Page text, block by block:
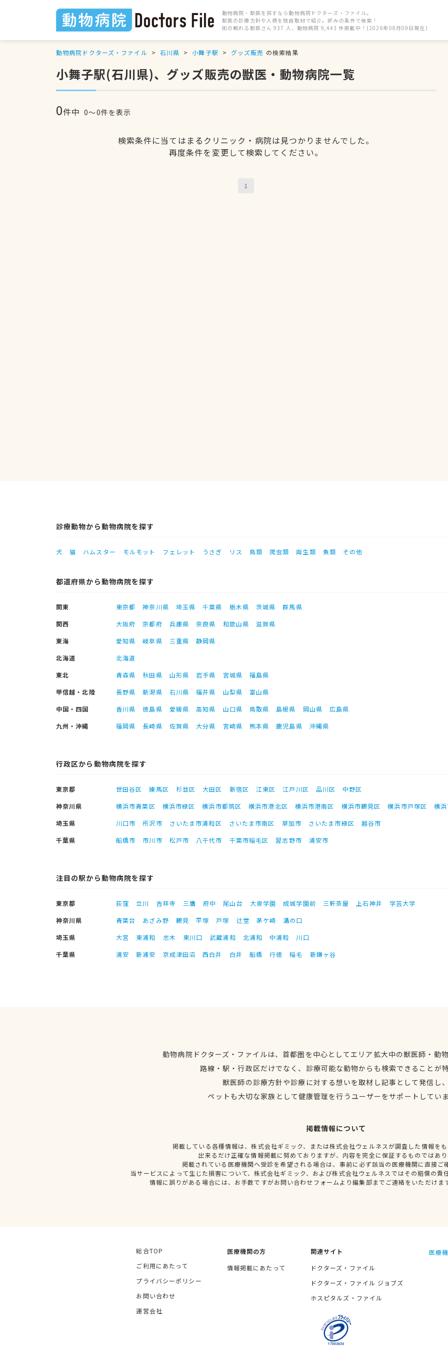
動物病院・獣医を探すなら動物病院ドクターズ・ファイル。
獣医の診療方針や人柄を独自取材で紹介。好みの条件で検索！
街の頼れる獣医さん 937 人、動物病院 9,443 件掲載中！(2026年08月09日現在)
動物病院ドクターズ・ファイル 石川県 小舞子駅 グッズ販売 の検索結果
小舞子駅(石川県)、グッズ販売の獣医・動物病院一覧
0件中 0〜0件を表示
検索条件に当てはまるクリニック・病院は見つかりませんでした。
再度条件を変更して検索してください。
1
診療動物から動物病院を探す
犬 猫 ハムスター モルモット フェレット うさぎ リス 鳥類 爬虫類 両生類 魚類 その他
都道府県から動物病院を探す
関東 東京都 神奈川県 埼玉県 千葉県 栃木県 茨城県
群馬県
関西
大阪府 京都府 兵庫県 奈良県 和歌山県
滋賀県
東海
愛知県 岐阜県 三重県
静岡県
北海道
北海道
東北
青森県 秋田県 山形県 岩手県 宮城県
福島県
甲信越・北陸
長野県 新潟県 石川県 福井県 山梨県
富山県
中国・四国
香川県 徳島県 愛媛県 高知県 山口県 鳥取県 島根県 岡山県
広島県
九州・沖縄
福岡県 長崎県 佐賀県 大分県 宮崎県 熊本県 鹿児島県 沖縄県
行政区から動物病院を探す
東京都 世田谷区 練馬区 杉並区 大田区 新宿区 江東区 江戸川区 品川区
中野区
神奈川県
横浜市青葉区 横浜市緑区 横浜市都筑区 横浜市港北区 横浜市港南区 横浜市鶴見区 横浜市戸塚区
横
埼玉県
川口市 所沢市 さいたま市浦和区 さいたま市南区 草加市 さいたま市緑区
越谷市
千葉県
船橋市 市川市 松戸市 八千代市 千葉市稲毛区 習志野市 浦安市
注目の駅から動物病院を探す
東京都 荻窪 立川 吉祥寺 三鷹 府中 尾山台 大泉学園 成城学園前 三軒茶屋 上石神井
学芸大学
神奈川県
青葉台 あざみ野 鶴見 平塚 戸塚 辻堂 茅ケ崎
溝の口
埼玉県
大宮 東浦和 志木 東川口 武蔵浦和 北浦和 中浦和
川口
千葉県
浦安 新浦安 京成津田沼 西白井 白井 船橋 行徳 稲毛 新鎌ヶ谷
動物病院ドクターズ・ファイルは、首都圏を中心としてエリア拡大中の獣医師・動
路線・駅・行政区だけでなく、診療可能な動物からも検索できることが
獣医師の診療方針や診療に対する想いを取材し記事として発信し
ペットも大切な家族として健康管理を行うユーザーをサポートしてい
掲載情報について
掲載している各種情報は、株式会社ギミック、または株式会社ウェルネスが調査した情報を
出来るだけ正確な情報掲載に努めておりますが、内容を完全に保証するものではあ
掲載されている医療機関へ受診を希望される場合は、事前に必ず該当の医療機関に直接ご
当サービスによって生じた損害について、株式会社ギミック、および株式会社ウェルネスではその賠償の責
情報に誤りがある場合には、お手数ですがお問い合わせフォームより編集部までご連絡をいただけま
総合TOP
ご利用にあたって
プライバシーポリシー
お問い合わせ
運営会社
医療機関の方
情報掲載にあたって
関連サイト
ドクターズ・ファイル
ドクターズ・ファイル ジョブズ
ホスピタルズ・ファイル
医療